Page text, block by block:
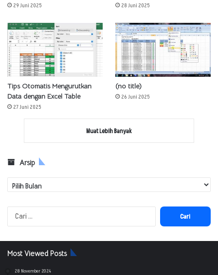
29 Juni 2025 28 Juni 2025
Tips Otomatis Mengurutkan
Data dengan Excel Table
27 Juni 2025
(no title)
26 Juni 2025
Muat Lebih Banyak
Arsip
Cari
Most Viewed Posts
28 November 2024